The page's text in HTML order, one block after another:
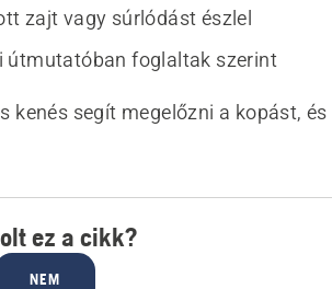
zajt vagy súrlódást észlel
útmutatóban foglaltak szerint
kenés segít megelőzni a kopást,
ez a cikk?
NEM